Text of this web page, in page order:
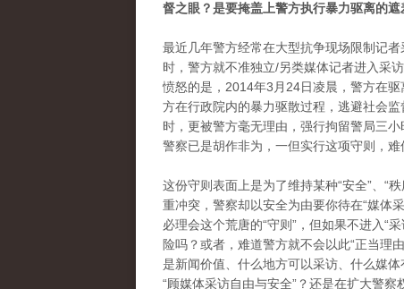
督之眼？是要掩盖上警方执行暴力驱离的遮
最近几年警方经常在大型抗争现场限制记
时，警方就不准独立/另类媒体记者进入采
愤怒的是，2014年3月24日凌晨，警方在
方在行政院内的暴力驱散过程，逃避社会
时，更被警方毫无理由，强行拘留警局三
警察已是胡作非为，一但实行这项守则，难
这份守则表面上是为了维持某种“安全”、“
重冲突，警察却以安全为由要你待在“媒体
必理会这个荒唐的“守则”，但如果不进入“
险吗？或者，难道警方就不会以此“正当理
是新闻价值、什么地方可以采访、什么媒
“顾媒体采访自由与安全”？还是在扩大警察